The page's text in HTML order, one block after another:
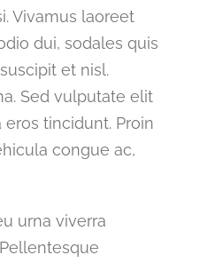
Vivamus laoreet
dui, sodales quis
et nisl.
Sed vulputate elit
tincidunt. Proin
congue ac,
urna viverra